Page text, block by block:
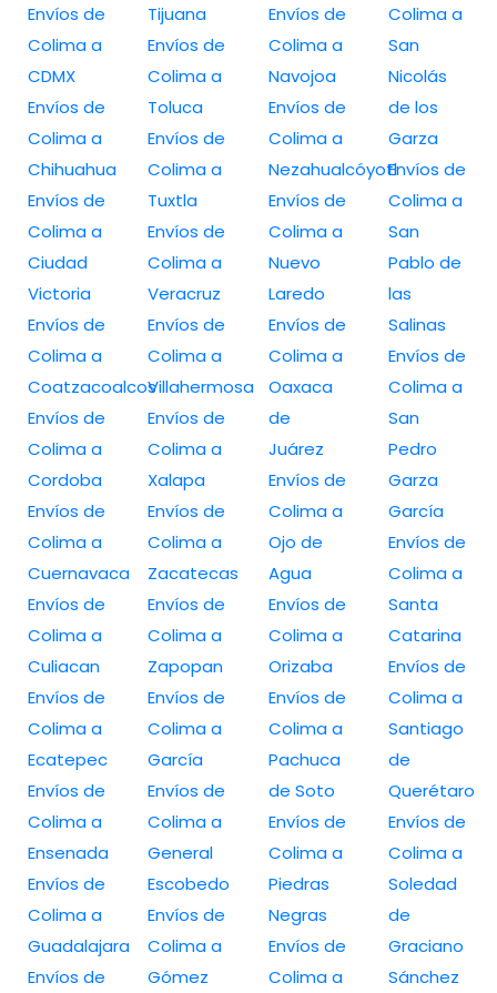
Envíos de
Colima a
CDMX
Envíos de
Colima a
Chihuahua
Envíos de
Colima a
Ciudad
Victoria
Envíos de
Colima a
Coatzacoalcos
Envíos de
Colima a
Cordoba
Envíos de
Colima a
Cuernavaca
Envíos de
Colima a
Culiacan
Envíos de
Colima a
Ecatepec
Envíos de
Colima a
Ensenada
Envíos de
Colima a
Guadalajara
Envíos de
Tijuana
Envíos de
Colima a
Toluca
Envíos de
Colima a
Tuxtla
Envíos de
Colima a
Veracruz
Envíos de
Colima a
Villahermosa
Envíos de
Colima a
Xalapa
Envíos de
Colima a
Zacatecas
Envíos de
Colima a
Zapopan
Envíos de
Colima a
García
Envíos de
Colima a
General
Escobedo
Envíos de
Colima a
Gómez
Envíos de
Colima a
Navojoa
Envíos de
Colima a
Nezahualcóyotl
Envíos de
Colima a
Nuevo
Laredo
Envíos de
Colima a
Oaxaca
de
Juárez
Envíos de
Colima a
Ojo de
Agua
Envíos de
Colima a
Orizaba
Envíos de
Colima a
Pachuca
de Soto
Envíos de
Colima a
Piedras
Negras
Envíos de
Colima a
Colima a
San
Nicolás
de los
Garza
Envíos de
Colima a
San
Pablo de
las
Salinas
Envíos de
Colima a
San
Pedro
Garza
García
Envíos de
Colima a
Santa
Catarina
Envíos de
Colima a
Santiago
de
Querétaro
Envíos de
Colima a
Soledad
de
Graciano
Sánchez